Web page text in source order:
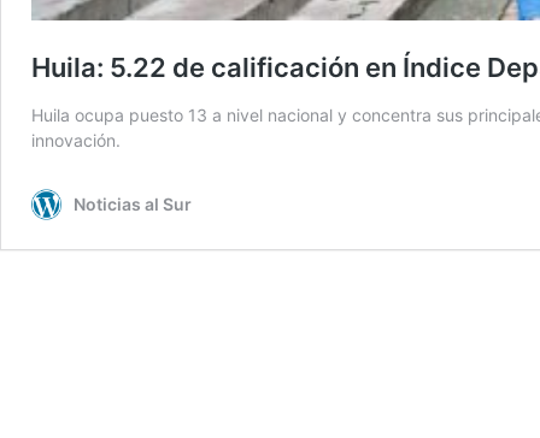
Huila: 5.22 de calificación en Índice
Huila ocupa puesto 13 a nivel nacional y concentra sus
innovación.
Noticias al Sur